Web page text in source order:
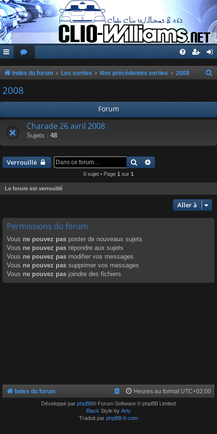
Index du forum Les sorties Nos précédentes sorties 2008
2008
Forum
Charade 26 avril 2008
Sujets : 48
Verrouillé Rechercher
0 sujet • Page 1 sur 1
Le forum est verrouillé
Aller à
Permissions du forum
Vous ne pouvez pas poster de nouveaux sujets
Vous ne pouvez pas répondre aux sujets
Vous ne pouvez pas modifier vos messages
Vous ne pouvez pas supprimer vos messages
Vous ne pouvez pas joindre des fichiers
Index du forum Heures au format UTC+02:00
Développé par phpBB® Forum Software © phpBB Limited
Black Style by Arty
Traduit par phpBB-fr.com